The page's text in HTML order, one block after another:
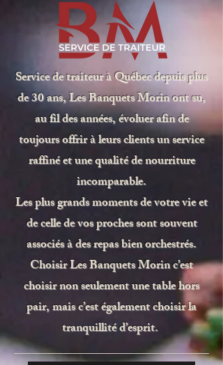
Service de traiteur à Québec depuis plus
de 30 ans, Les Banquets Morin ont su,
au fil des années, évoluer afin de
toujours offrir à leurs clients un service
raffiné et une qualité de nourriture
incomparable.
Les plus grands moments de votre vie et
de celle de vos proches sont souvent
associés à des repas bien orchestrés.
Choisir Les Banquets Morin c’est
choisir non seulement une table hors
pair, mais c’est également choisir la
tranquillité d’esprit.